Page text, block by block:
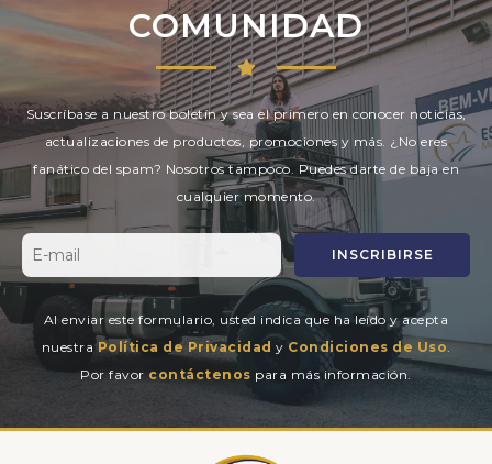
COMUNIDAD
Suscríbase a nuestro boletín y sea el primero en conocer noticias,
actualizaciones de productos, promociones y más. ¿No eres
fanático del spam? Nosotros tampoco. Puedes darte de baja en
cualquier momento.
INSCRIBIRSE
Al enviar este formulario, usted indica que ha leído y acepta
nuestraPolítica de Privacidad y Condiciones de Uso.
Por favor contáctenos para más información.